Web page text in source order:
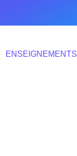
ENSEIGNEMENTS